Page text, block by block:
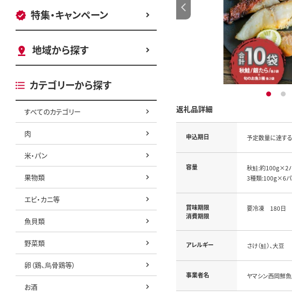
特集・キャンペーン
地域から探す
カテゴリーから探す
すべてのカテゴリー
肉
米・パン
果物類
エビ・カニ等
魚貝類
野菜類
卵（鶏、烏骨鶏等）
お酒
1 2
返礼品詳細
申込期日 予定数量に達す
容量
秋鮭:約100g×2パ
3種類:100g×6パ
賞味期限
消費期限
要冷凍 180日
アレルギー さけ（鮭）、大豆
事業者名 ヤマシン西岡鮮